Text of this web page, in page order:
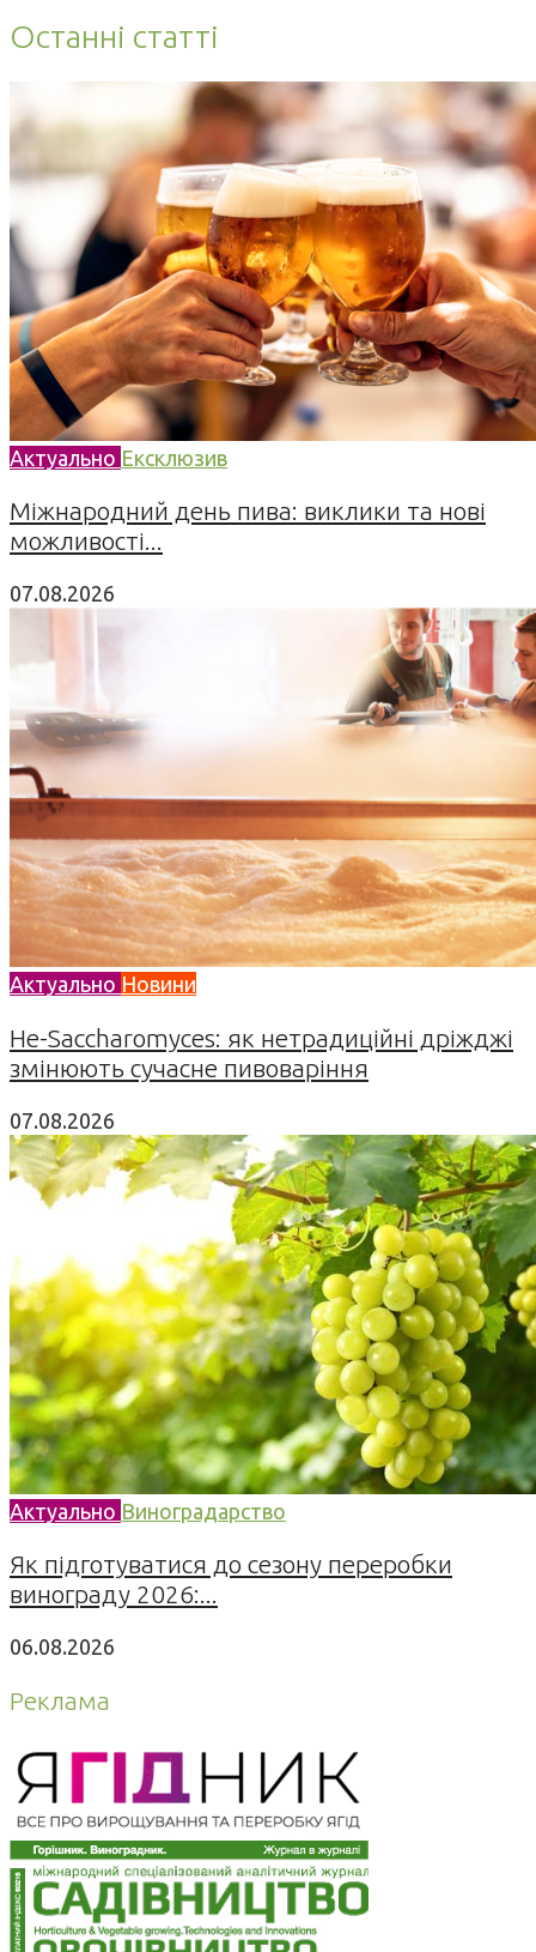
Останні статті
Актуально Ексклюзив
Міжнародний день пива: виклики та нові
можливості...
07.08.2026
Актуально Новини
Не-Saccharomyces: як нетрадиційні дріжджі
змінюють сучасне пивоваріння
07.08.2026
Актуально Виноградарство
Як підготуватися до сезону переробки
винограду 2026:...
06.08.2026
Реклама